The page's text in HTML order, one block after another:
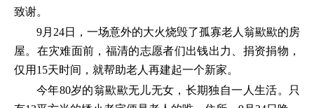
致谢。
9月24日，一场意外的大火烧毁了孤寡老人翁歞歞的房
屋。在灾难面前，福清的志愿者们出钱出力、捐资捐物，
仅用15天时间，就帮助老人再建起一个新家。
今年80岁的翁歞歞无儿无女，长期独自一人生活。只